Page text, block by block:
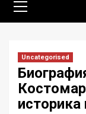
меню
Uncategorised
историка